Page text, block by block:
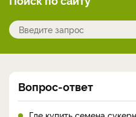
Вопрос-ответ